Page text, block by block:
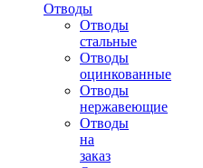
Отводы
Отводы
стальные
Отводы
оцинкованные
Отводы
нержавеющие
Отводы
на
заказ